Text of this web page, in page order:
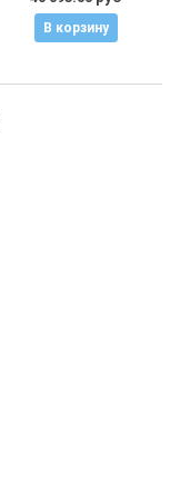
В корзину